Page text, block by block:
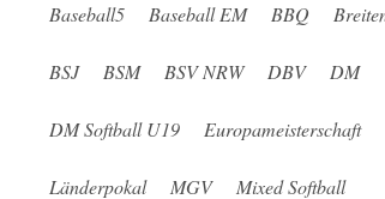
Baseball5 Baseball EM BBQ
BSJ BSM BSV NRW DBV DM
DM Softball U19 Europameisterschaft
Länderpokal MGV Mixed Softball